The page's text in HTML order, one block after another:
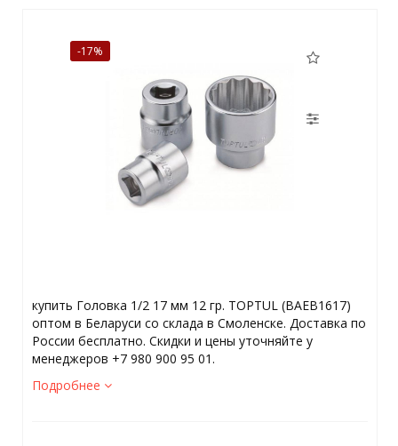
-17%
купить Головка 1/2 17 мм 12 гр. TOPTUL (BAEВ1617)
оптом в Беларуси со склада в Смоленске. Доставка по
России бесплатно. Скидки и цены уточняйте у
менеджеров +7 980 900 95 01.
Подробнее